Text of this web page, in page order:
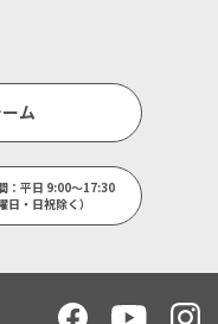
ム
：平日 9:00～17:30
日・日祝除く）